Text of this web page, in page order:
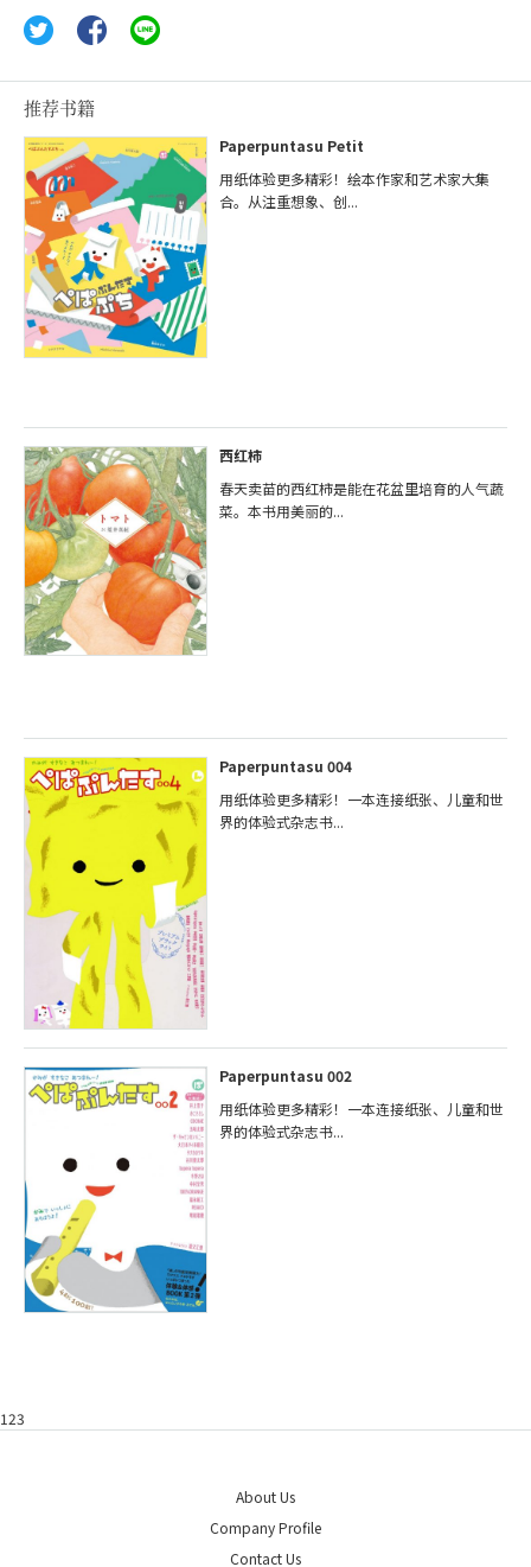
推荐书籍
Paperpuntasu Petit
用纸体验更多精彩！绘本作家和艺术家大集
合。从注重想象、创...
西红柿
春天卖苗的西红柿是能在花盆里培育的人气蔬
菜。本书用美丽的...
Paperpuntasu 004
用纸体验更多精彩！一本连接纸张、儿童和世
界的体验式杂志书...
Paperpuntasu 002
用纸体验更多精彩！一本连接纸张、儿童和世
界的体验式杂志书...
123
About Us
Company Profile
Contact Us